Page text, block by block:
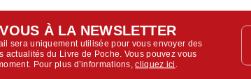
À LA NEWSLETTER
sera uniquement utilisée pour vous envoyer des
actualités du Livre de Poche. Vous pouvez vous
Pour plus d’informations,cliquez ici